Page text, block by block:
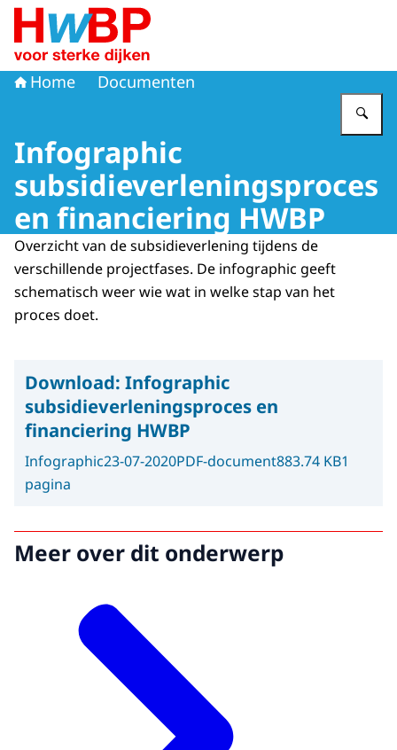
Naar de homepage van
Home Documenten
Infographic
subsidieverleningsproces
en financiering HWBP
Overzicht van de subsidieverlening tijdens de
verschillende projectfases. De infographic geeft
schematisch weer wie wat in welke stap van het
proces doet.
Download: Infographic
subsidieverleningsproces en
financiering HWBP
Infographic23-07-2020PDF-document883.74 KB1
pagina
Meer over dit onderwerp